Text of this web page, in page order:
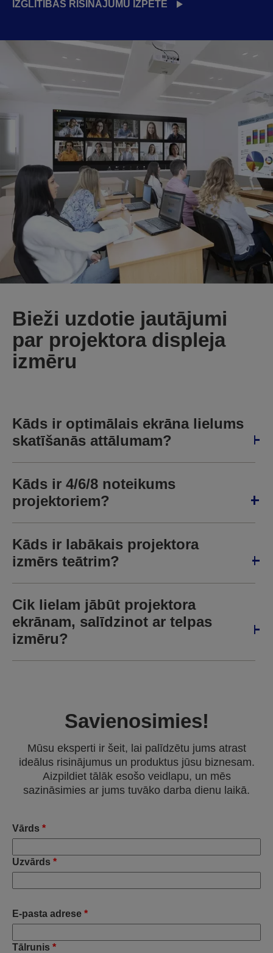
IZGLĪTĪBAS RISINĀJUMU IZPĒTE
Bieži uzdotie jautājumi
par projektora displeja
izmēru
Kāds ir optimālais ekrāna lielums
skatīšanās attālumam?
Kāds ir 4/6/8 noteikums
projektoriem?
Kāds ir labākais projektora
izmērs teātrim?
Cik lielam jābūt projektora
ekrānam, salīdzinot ar telpas
izmēru?
Savienosimies!
Mūsu eksperti ir šeit, lai palīdzētu jums atrast
ideālus risinājumus un produktus jūsu biznesam.
Aizpildiet tālāk esošo veidlapu, un mēs
sazināsimies ar jums tuvāko darba dienu laikā.
Vārds *
Uzvārds *
E-pasta adrese *
Tālrunis *